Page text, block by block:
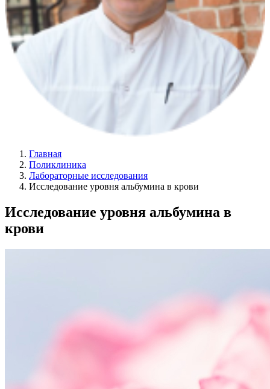
Главная
Поликлиника
Лабораторные исследования
Исследование уровня альбумина в крови
Исследование уровня альбумина в
крови